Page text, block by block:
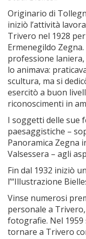
Originario di
iniziò l’attività
Trivero nel 1928
Ermenegildo
professione
lo animava:
scultura, ma si
esercitò a buon
riconoscimenti in
I soggetti delle sue
paesaggistiche –
Panoramica Zegna
Valsessera – agli
Fin dal 1932 iniziò
l’“Illustrazione
Vinse numerosi
personale a
fotografie. Nel 1959
tornare a Trivero